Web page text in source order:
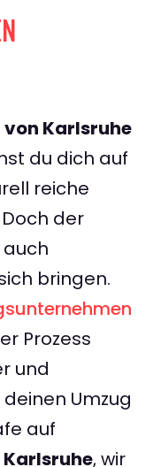
von Karlsruhe
du dich auf
reiche
der
auch
bringen.
Prozess
und
Umzug
auf
, wir